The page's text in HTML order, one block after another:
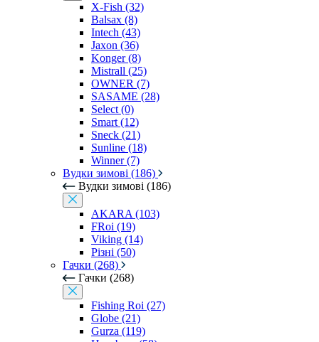
X-Fish (32)
Balsax (8)
Intech (43)
Jaxon (36)
Konger (8)
Mistrall (25)
OWNER (7)
SASAME (28)
Select (0)
Smart (12)
Sneck (21)
Sunline (18)
Winner (7)
Вудки зимові (186)
Вудки зимові (186)
AKARA (103)
FRoi (19)
Viking (14)
Різні (50)
Гачки (268)
Гачки (268)
Fishing Roi (27)
Globe (21)
Gurza (119)